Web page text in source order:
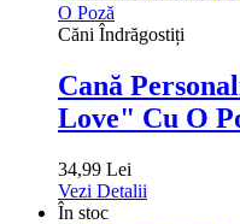
Căni Îndrăgostiți
Cană
Love" Cu O
34,99 Lei
Vezi Detalii
În stoc